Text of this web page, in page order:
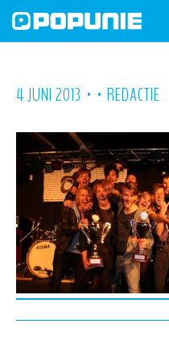
4 JUNI 2013 • • REDACTIE